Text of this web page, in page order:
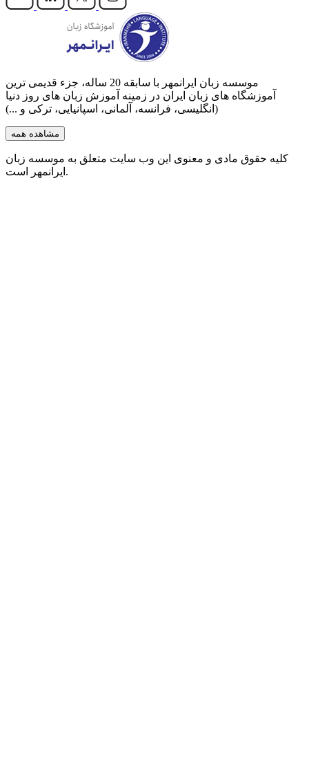
موسسه زبان ایرانمهر با سابقه‌ 20 ساله، جزء قدیمی ترین
آموزشگاه های زبان ایران در زمینه آموزش زبان های روز دنیا
(انگلیسی، فرانسه، آلمانی، اسپانیایی، ترکی و ...)
مشاهده همه
کلیه حقوق مادی و معنوی این وب سایت متعلق به موسسه زبان
ایرانمهر است.